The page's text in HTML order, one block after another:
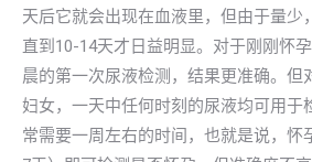
天后它就会出现在血液里，但由于量少
直到10-14天才日益明显。对于刚刚怀
晨的第一次尿液检测，结果更准确。但
妇女，一天中任何时刻的尿液均可用于
常需要一周左右的时间，也就是说，怀